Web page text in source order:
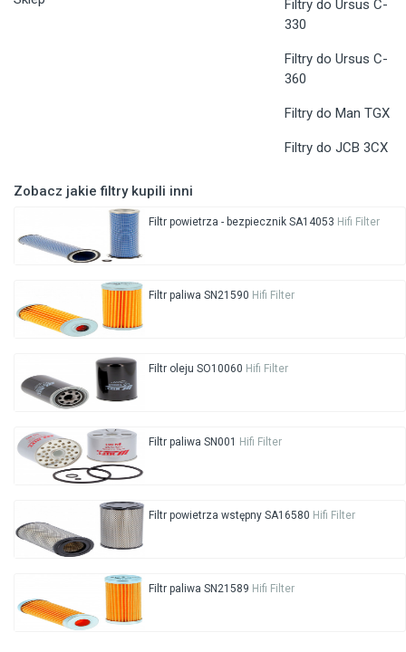
Filtry do Ursus C-
330
Filtry do Ursus C-
360
Filtry do Man TGX
Filtry do JCB 3CX
Zobacz jakie filtry kupili inni
Filtr powietrza - bezpiecznik SA14053 Hifi Filter
Filtr paliwa SN21590 Hifi Filter
Filtr oleju SO10060 Hifi Filter
Filtr paliwa SN001 Hifi Filter
Filtr powietrza wstępny SA16580 Hifi Filter
Filtr paliwa SN21589 Hifi Filter